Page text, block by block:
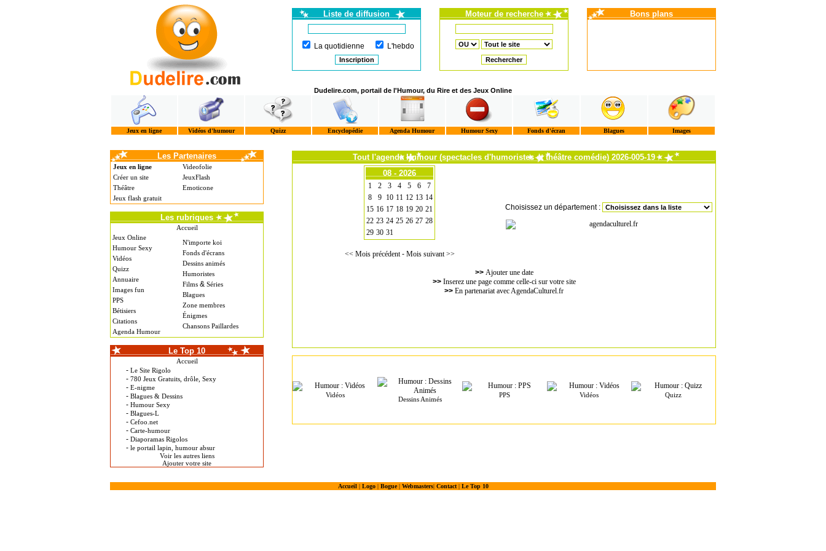
Liste de diffusion
La quotidienne L'hebdo
Moteur de recherche Bons plans
Dudelire.com, portail de l'Humour, du Rire et des Jeux Online
Jeux en ligne Vidéos d'humour Quizz Encyclopédie Agenda Humour Humour Sexy Fonds d'écran Blagues Images
Les Partenaires
Jeux en ligne
Créer un site
Théâtre
Jeux flash gratuit
Videofolie
JeuxFlash
Emoticone
Les rubriques
Accueil
Jeux Online
Humour Sexy
Vidéos
Quizz
Annuaire
Images fun
PPS
Bétisiers
Citations
Agenda Humour
N'importe koi
Fonds d'écrans
Dessins animés
Humoristes
Films & Séries
Blagues
Zone membres
Énigmes
Chansons Paillardes
Le Top 10
Accueil
- Le Site Rigolo
- 780 Jeux Gratuits, drôle, Sexy
- E-nigme
- Blagues & Dessins
- Humour Sexy
- Blagues-L
- Cefoo.net
- Carte-humour
- Diaporamas Rigolos
- le portail lapin, humour absur
Voir les autres liens
Ajouter votre site
Tout l'agenda Humour (spectacles d'humoristes et théâtre comédie) 2026-005-19
08 - 2026
1 2 3 4 5 6
7
8
9 10 11 12 13 14
15 16 17 18 19 20 21
22 23 24 25 26 27 28
29 30 31
<< Mois précédent- Mois suivant >>
Choisissez un département :
>> Ajouter une date
>> Inserez une page comme celle-ci sur votre site
>> En partenariat avec AgendaCulturel.fr
Vidéos
Dessins Animés
PPS Vidéos Quizz
Accueil| Logo| Bogue| Webmasters| Contact| Le Top 10